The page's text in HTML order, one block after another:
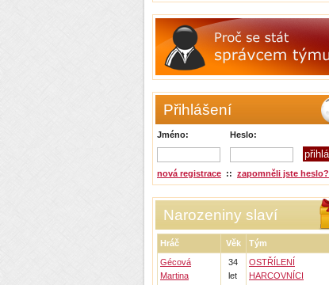
Přihlášení
Jméno: Heslo:
nová registrace :: zapomněli jste heslo?
Narozeniny slaví
Hráč Věk
Tým
Gécová
Martina
34
let
OSTŘÍLENÍ
HARCOVNÍCI